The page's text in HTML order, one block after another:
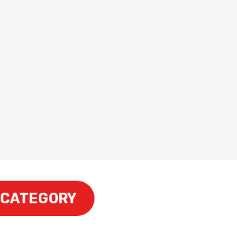
CATEGORY